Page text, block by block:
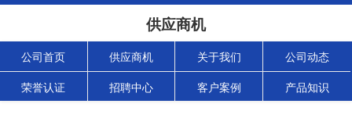
供应商机
公司首页 供应商机 关于我们 公司动态
荣誉认证 招聘中心 客户案例 产品知识